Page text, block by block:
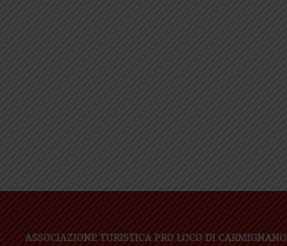
ASSOCIAZIONE TURISTICA PRO LOCO DI CARMIGNANO